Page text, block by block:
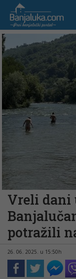
Vreli dani
potražili
26. 06. 2025. u 15:50h